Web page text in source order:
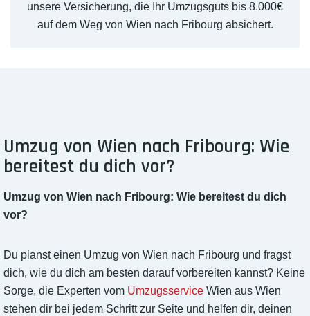
unsere Versicherung, die Ihr Umzugsguts bis 8.000€
auf dem Weg von Wien nach Fribourg absichert.
Umzug von Wien nach Fribourg: Wie
bereitest du dich vor?
Umzug von Wien nach Fribourg: Wie bereitest du dich
vor?
Du planst einen Umzug von Wien nach Fribourg und fragst
dich, wie du dich am besten darauf vorbereiten kannst? Keine
Sorge, die Experten vom Umzugsservice Wien aus Wien
stehen dir bei jedem Schritt zur Seite und helfen dir, deinen